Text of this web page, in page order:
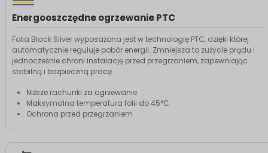
Energooszczędne ogrzewanie PTC
Folia Black Silver wyposażona jest w technologię PTC, dzięki której
automatycznie reguluje pobór energii. Zmniejsza to zużycie prądu i
jednocześnie chroni instalację przed przegrzaniem, zapewniając
stabilną i bezpieczną pracę.
Niższe rachunki za ogrzewanie
Maksymalna temperatura folii do 45°C
Ochrona przed przegrzaniem